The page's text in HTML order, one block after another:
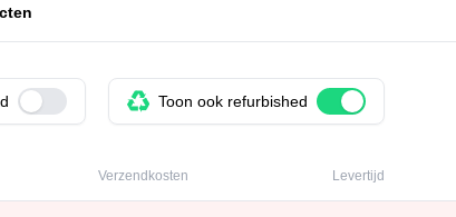
Use setting Toon ook refurbished Use setting
Verzendkosten Levertijd